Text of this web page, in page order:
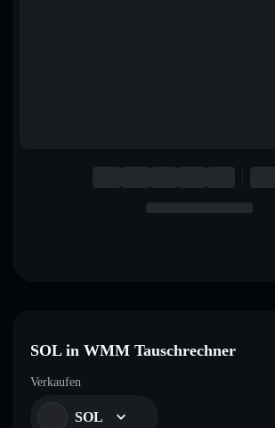
SOL in WMM Tauschrechner
Verkaufen
SOL